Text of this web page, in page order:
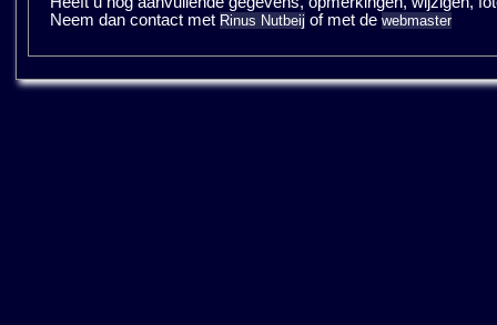
Neem dan contact met Rinus Nutbeij of met de webmaster